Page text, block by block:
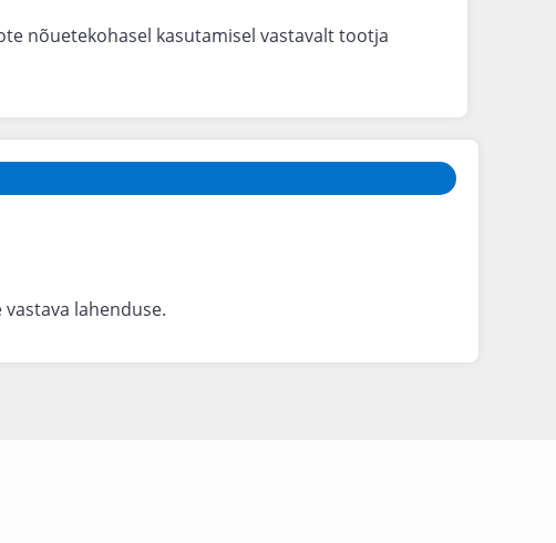
nõuetekohasel kasutamisel vastavalt tootja
lahenduse.